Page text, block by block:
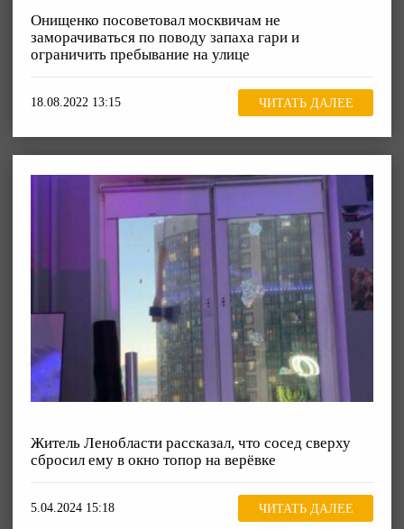
Онищенко посоветовал москвичам не
заморачиваться по поводу запаха гари и
ограничить пребывание на улице
18.08.2022 13:15 ЧИТАТЬ ДАЛЕЕ
Житель Ленобласти рассказал, что сосед сверху
сбросил ему в окно топор на верёвке
5.04.2024 15:18 ЧИТАТЬ ДАЛЕЕ